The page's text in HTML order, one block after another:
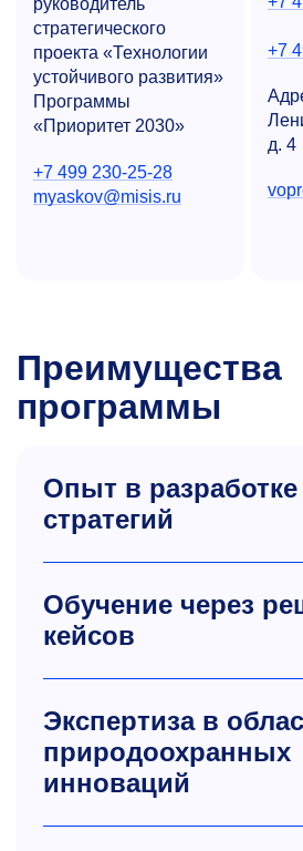
руководитель
стратегического
проекта «Технологии
устойчивого развития»
Программы
«Приоритет 2030»
+7 499 230-25-28
myaskov@misis.ru
+7
д. 4
Преимущества
программы
Опыт в разработке
стратегий
Обучение через
кейсов
Экспертиза в
природоохранных
инноваций